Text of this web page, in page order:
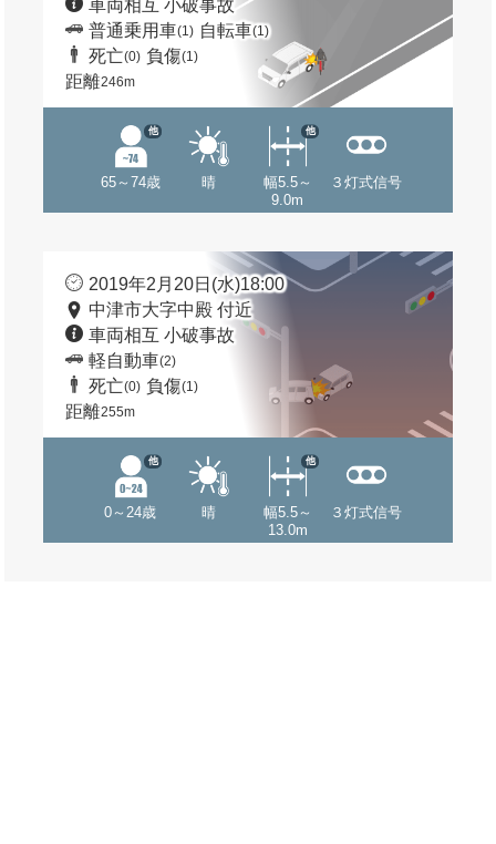
車両相互 小破事故
普通乗用車(1) 自転車(1)
死亡(0) 負傷(1)
距離246m
65～74歳
他
晴
幅5.5～
9.0m
他
３灯式信号
2019年2月20日(水)18:00
中津市大字中殿 付近
車両相互 小破事故
軽自動車(2)
死亡(0) 負傷(1)
距離255m
0～24歳
他
晴
幅5.5～
13.0m
他
３灯式信号